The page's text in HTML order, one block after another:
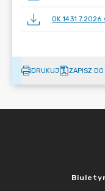
DRUKUJ ZAPISZ DO